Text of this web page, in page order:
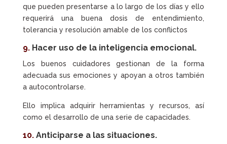
que pueden presentarse a lo largo de los días y ello
requerirá una buena dosis de entendimiento,
tolerancia y resolución amable de los conflictos
9.Hacer uso de la inteligencia emocional.
Los buenos cuidadores gestionan de la forma
adecuada sus emociones y apoyan a otros también
a autocontrolarse.
Ello implica adquirir herramientas y recursos, así
como el desarrollo de una serie de capacidades.
10.Anticiparse a las situaciones.